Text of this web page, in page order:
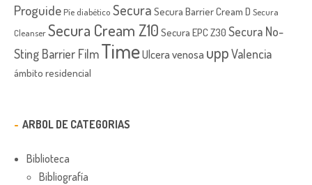
Proguide Píe diabético Secura Secura Barrier Cream D Secura
CleanserSecura Cream Z10 Secura EPC Z30 Secura No-
Sting Barrier FilmTimeUlcera venosa uppValencia
ámbito residencial
ARBOL DE CATEGORIAS
Biblioteca
Bibliografía